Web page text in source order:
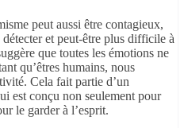
peut aussi être contagieux,
et peut-être plus difficile à
que toutes les émotions ne
qu’êtres humains, nous
Cela fait partie d’un
est conçu non seulement pour
le garder à l’esprit.